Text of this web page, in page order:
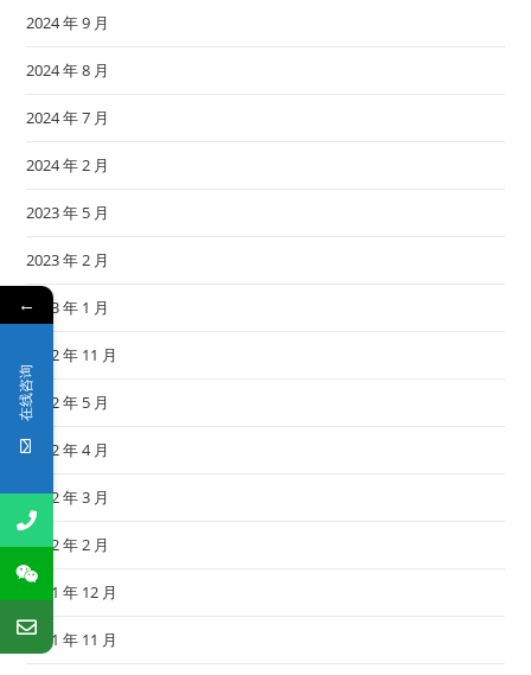
2024 年 9 月
2024 年 8 月
2024 年 7 月
2024 年 2 月
2023 年 5 月
2023 年 2 月
2023 年 1 月
2022 年 11 月
2022 年 5 月
2022 年 4 月
2022 年 3 月
2022 年 2 月
2021 年 12 月
2021 年 11 月
←
在线咨询